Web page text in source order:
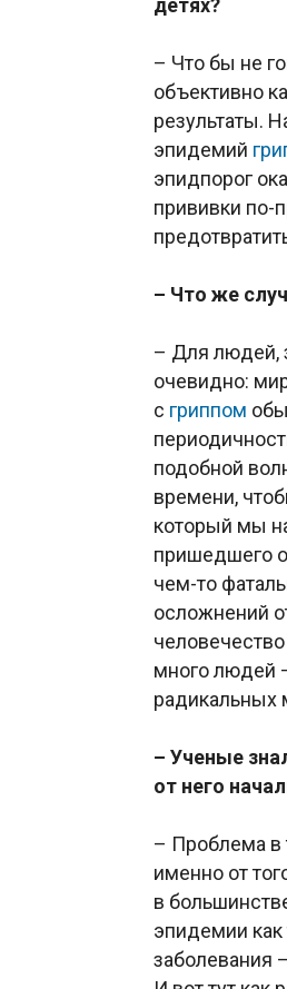
детях?
– Что бы не
объективно
результаты.
эпидемий
эпидпорог
прививки по-
– Что же
– Для людей,
очевидно:
с гриппом
подобной
времени,
который мы
пришедшего
чем-то
осложнений
много людей
радикальных
– Ученые
от него
– Проблема в
именно от
в
эпидемии как
заболевания